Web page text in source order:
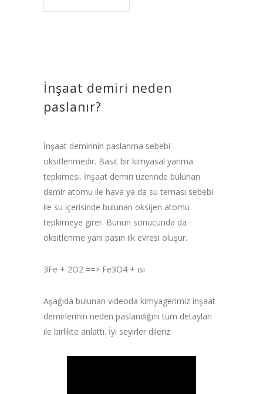
İnşaat demiri neden
paslanır?
İnşaat demirinin paslanma sebebi
oksitlenmedir. Basit bir kimyasal yanma
tepkimesi. İnşaat demiri üzerinde bulunan
demir atomu ile hava ya da su teması sebebi
ile su içerisinde bulunan oksijen atomu
tepkimeye girer. Bunun sonucunda da
oksitlenme yani pasın ilk evresi oluşur.
3Fe + 2O2 ==> Fe3O4 + ısı
Aşağıda bulunan videoda kimyagerimiz inşaat
demirlerinin neden paslandığını tüm detayları
ile birlikte anlattı. İyi seyirler dileriz.